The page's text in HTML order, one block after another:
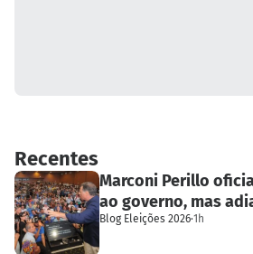
Recentes
Marconi Perillo
ao governo, mas
Blog Eleições 2026·1h